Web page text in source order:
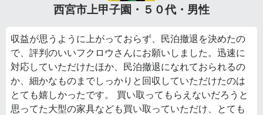
西宮市上甲子園・５０代・男性
収益が思うように上がっておらず、民泊撤退を決めたの
で、評判のいいフクロウさんにお願いしました。迅速に
対応していただけたほか、民泊撤退になれておられるの
か、細かなものまでしっかりと回収していただけたのは
とても嬉しかったです。 買い取ってもらえないだろうと
思ってた大型の家具なども買い取っていただけ、とても